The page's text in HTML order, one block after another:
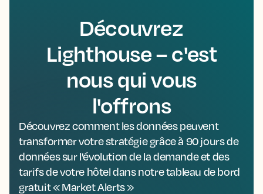
Découvrez
Lighthouse – c'est
nous qui vous
l'offrons
Découvrez comment les données peuvent
transformer votre stratégie grâce à 90 jours de
données sur l'évolution de la demande et des
tarifs de votre hôtel dans notre tableau de bord
gratuit « Market Alerts »